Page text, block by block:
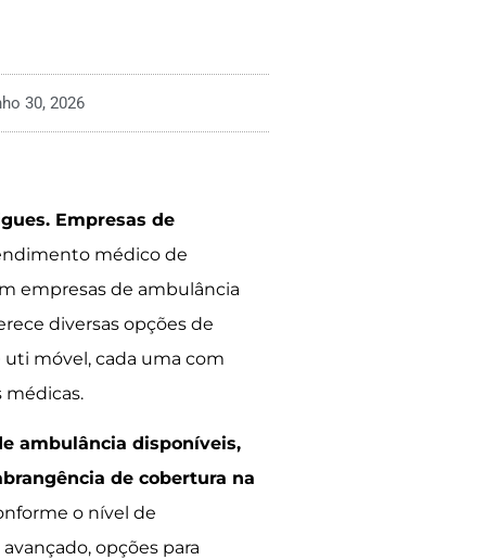
30, 2026
Empresas de
médico de
empresas de ambulância
diversas opções de
móvel, cada uma com
médicas.
ambulância disponíveis,
de cobertura na
o nível de
opções para